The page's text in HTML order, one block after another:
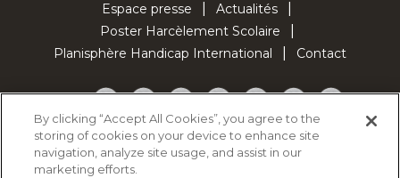
Espace presse
Actualités
Poster Harcèlement Scolaire
Planisphère Handicap International
Contact
Facebook
TwitterYouTubePinterestInstagramLinkedInTikTok
Politique d'utilisation des cookies
Politique de confidentialité
By clicking “Accept All Cookies”, you agree to the
storing of cookies on your device to enhance site
navigation, analyze site usage, and assist in our
marketing efforts.